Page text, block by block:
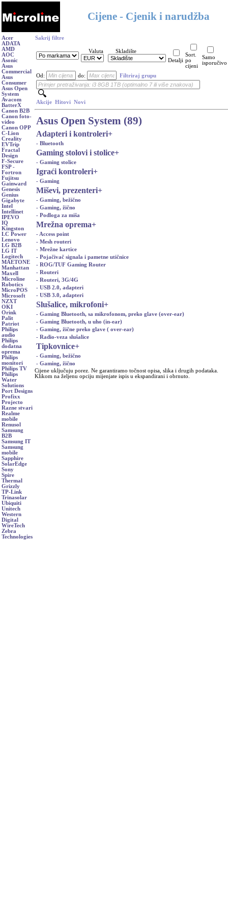
Cijene - Cjenik i narudžba
Acer
ADATA
AMD
AOC
Asonic
Asus
Commercial
Asus
Consumer
Asus Open
System
Avacom
BatterX
Canon B2B
Canon foto-
video
Canon OPP
C-Lion
Creality
EVTrip
Fractal
Design
F-Secure
FSP -
Fortron
Fujitsu
Gainward
Genesis
Genius
Gigabyte
Intel
Intellinet
IPEVO
IQ
Kingston
LC Power
Lenovo
LG B2B
LG IT
Logitech
MAETONE
Manhattan
Maxell
Microline
Robotics
MicroPOS
Microsoft
NZXT
OKI
Orink
Palit
Patriot
Philips
audio
Philips
dodatna
oprema
Philips
monitori
Philips TV
Philips
Water
Solutions
Port Designs
Profixx
Projecto
Razne stvari
Realme
mobile
Renusol
Samsung
B2B
Samsung IT
Samsung
mobile
Sapphire
SolarEdge
Sony
Spire
Thermal
Grizzly
TP-Link
Trinasolar
Ubiquiti
Unitech
Western
Digital
WireTech
Zebra
Technologies
Sakrij filtre
Valuta
Skladište
Detalji
Sort.
po
cijeni
Samo
isporučivo
Od: do: Filtriraj grupu
Akcije Hitovi Novi
Asus Open System (89)
Adapteri i kontroleri+
- Bluetooth
Gaming stolovi i stolice+
- Gaming stolice
Igraći kontroleri+
- Gaming
Miševi, prezenteri+
- Gaming, bežično
- Gaming, žično
- Podloga za miša
Mrežna oprema+
- Access point
- Mesh routeri
- Mrežne kartice
- Pojačivač signala i pametne utičnice
- ROG/TUF Gaming Router
- Routeri
- Routeri, 3G/4G
- USB 2.0, adapteri
- USB 3.0, adapteri
Slušalice, mikrofoni+
- Gaming Bluetooth, sa mikrofonom, preko glave (over-ear)
- Gaming Bluetooth, u uho (in-ear)
- Gaming, žične preko glave ( over-ear)
- Radio-veza slušalice
Tipkovnice+
- Gaming, bežično
- Gaming, žično
Cijene uključuju porez. Ne garantiramo točnost opisa, slika i drugih podataka.
Klikom na željenu opciju mijenjate ispis u ekspandirani i obrnuto.